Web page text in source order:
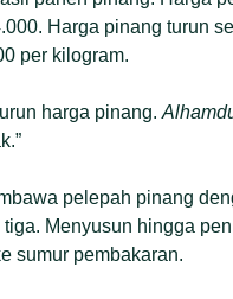
Harga pinang turun
per kilogram.
harga pinang.
pelepah pinang
Menyusun hingga
sumur pembakaran.